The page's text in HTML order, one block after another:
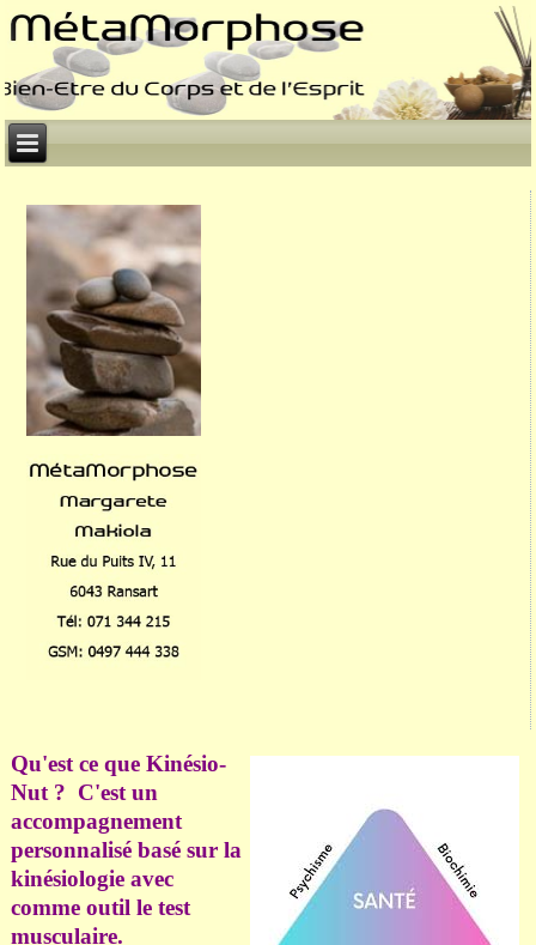
Qu'est ce que Kinésio-
Nut ? C'est un
accompagnement
personnalisé basé sur la
kinésiologie avec
comme outil le test
musculaire.